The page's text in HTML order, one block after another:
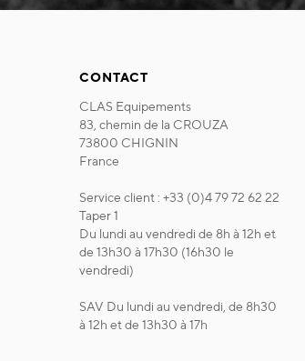
CONTACT
CLAS Equipements
83, chemin de la CROUZA
73800 CHIGNIN
France
Service client : +33 (0)4 79 72 62 22
Taper 1
Du lundi au vendredi de 8h à 12h et
de 13h30 à 17h30 (16h30 le
vendredi)
SAV Du lundi au vendredi, de 8h30
à 12h et de 13h30 à 17h